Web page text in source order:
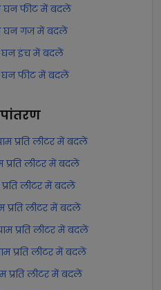
घन फीट में बदलें
घन गज में बदलें
घन इंच में बदलें
घन फीट में बदलें
प्रति लीटर में बदलें
प्रति लीटर में बदलें
प्रति लीटर में बदलें
प्रति लीटर में बदलें
प्रति लीटर में बदलें
प्रति लीटर में बदलें
प्रति लीटर में बदलें